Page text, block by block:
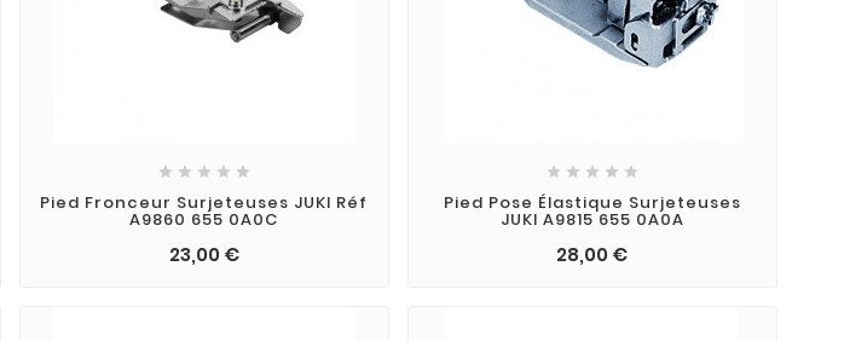
    
Pied Fronceur Surjeteuses JUKI Réf
A9860 655 0A0C
23,00 €
    
Pied Pose Élastique Surjeteuses
JUKI A9815 655 0A0A
28,00 €